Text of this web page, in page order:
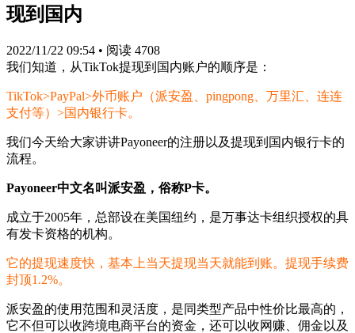
现到国内
2022/11/22 09:54 • 阅读 4708
我们知道，从TikTok提现到国内账户的顺序是：
TikTok>PayPal>外币账户（派安盈、pingpong、万里汇、连连
支付等）>国内银行卡。
我们今天给大家讲讲Payoneer的注册以及提现到国内银行卡的
流程。
Payoneer中文名叫派安盈，俗称P卡。
成立于2005年，总部设在美国纽约，是万事达卡组织授权的具
有发卡资格的机构。
它的提现速度快，基本上当天提现当天就能到账。提现手续费
封顶1.2%。
派安盈的使用范围和灵活度，是同类型产品中性价比最高的，
它不但可以收跨境电商平台的资金，还可以收网赚、佣金以及